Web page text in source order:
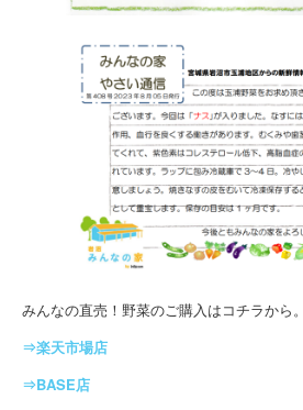
みんなの直売！野菜のご購入はコチラから。
⇒楽天市場店
⇒BASE店